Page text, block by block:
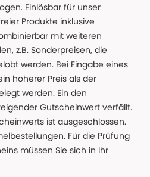
Einlösbar für unser
Produkte inklusive
mit weiteren
z.B. Sonderpreisen, die
werden. Bei Eingabe eines
höherer Preis als der
werden. Ein den
Gutscheinwert verfällt.
ist ausgeschlossen.
Für die Prüfung
müssen Sie sich in Ihr